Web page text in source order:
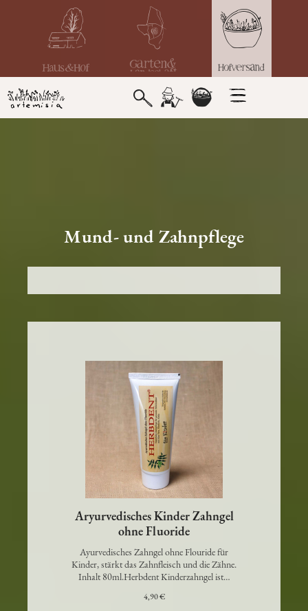
Mund- und Zahnpflege
Aryurvedisches Kinder Zahngel
ohne Fluoride
Ayurvedisches Zahngel ohne Flouride für
Kinder, stärkt das Zahnfleisch und die Zähne.
Inhalt 80ml.Herbdent Kinderzahngel ist…